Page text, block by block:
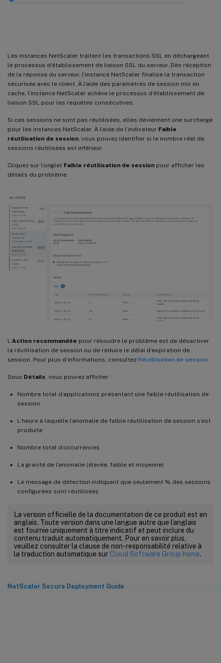
Les instances NetScaler traitent les transactions SSL en déchargeant
le processus d’établissement de liaison SSL du serveur. Dès réception
de la réponse du serveur, l’instance NetScaler finalise la transaction
sécurisée avec le client. À l’aide des paramètres de session mis en
cache, l’instance NetScaler achève le processus d’établissement de
liaison SSL pour les requêtes consécutives.
Si ces sessions ne sont pas réutilisées, elles deviennent une surcharge
pour les instances NetScaler. À l’aide de l’indicateur Faible
réutilisation de session , vous pouvez identifier si le nombre réel de
sessions réutilisées est inférieur.
Cliquez sur l’onglet Faible réutilisation de session pour afficher les
détails du problème.
L’Action recommandée pour résoudre le problème est de désactiver
la réutilisation de session ou de réduire le délai d’expiration de
session. Pour plus d’informations, consultez Réutilisation de session.
Sous Détails, vous pouvez afficher :
Nombre total d’applications présentant une faible réutilisation de
session
L’heure à laquelle l’anomalie de faible réutilisation de session s’est
produite
Nombre total d’occurrences
La gravité de l’anomalie (élevée, faible et moyenne)
Le message de détection indiquant que seulement % des sessions
configurées sont réutilisées
La version officielle de la documentation de ce produit est en
anglais. Toute version dans une langue autre que l’anglais
est fournie uniquement à titre indicatif et peut inclure du
contenu traduit automatiquement. Pour en savoir plus,
veuillez consulter la clause de non-responsabilité relative à
la traduction automatique sur Cloud Software Group home.
NetScaler Secure Deployment Guide